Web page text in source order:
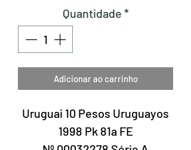
Quantidade *
Adicionar ao carrinho
Uruguai 10 Pesos Uruguayos
1998 Pk 81a FE